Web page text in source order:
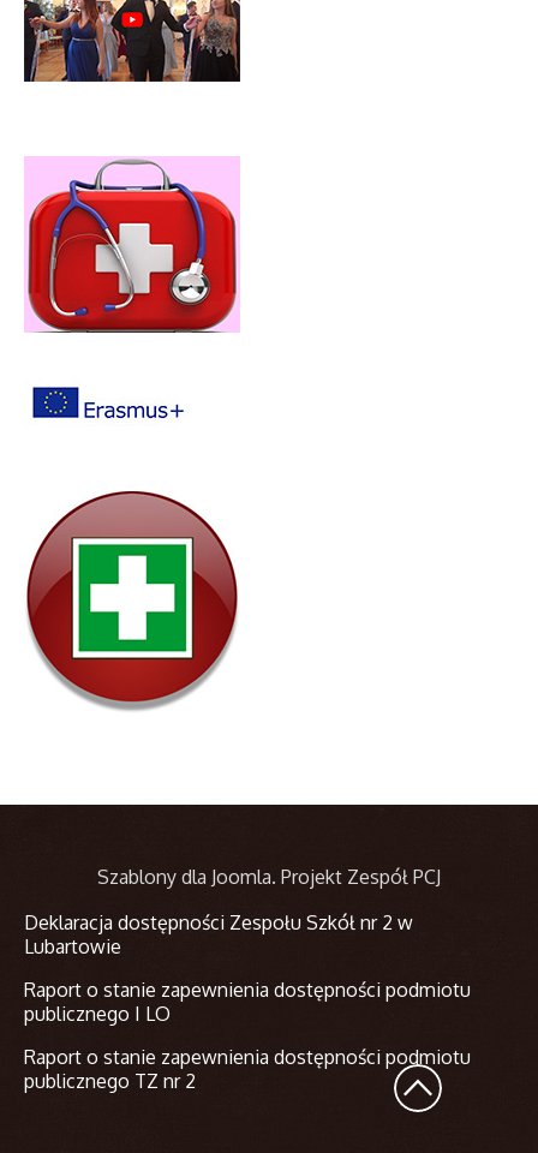
Szablony dla Joomla. Projekt Zespół PCJ
Deklaracja dostępności Zespołu Szkół nr 2 w
Lubartowie
Raport o stanie zapewnienia dostępności podmiotu
publicznego I LO
Raport o stanie zapewnienia dostępności podmiotu
publicznego TZ nr 2